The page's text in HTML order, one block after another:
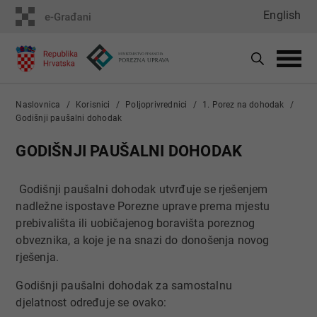
English
Naslovnica Korisnici Poljoprivrednici
1. Porez na ​​​​dohodak
Godišnji paušalni dohodak
​​​​GODIŠNJI PAUŠALNI DOHODAK
Godišnji paušalni dohodak utvrđuje se rješenjem
nadležne ispostave Porezne uprave prema mjestu
prebivališta ili uobičajenog boravišta poreznog
obveznika, a koje je na snazi do donošenja novog
rješenja.
Godišnji paušalni dohodak za samostalnu
djelatnost određuje se ovako: